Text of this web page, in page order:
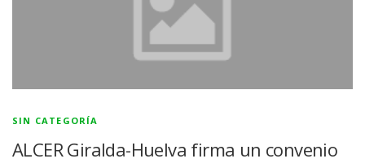
SIN CATEGORÍA
ALCER Giralda-Huelva firma un convenio